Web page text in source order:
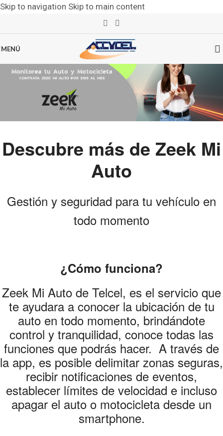
Skip to navigation Skip to main content
MENÚ
Descubre más de Zeek Mi
Auto
Gestión y seguridad para tu vehículo en
todo momento
¿Cómo funciona?
Zeek Mi Auto de Telcel, es el servicio que
te ayudara a conocer la ubicación de tu
auto en todo momento, brindándote
control y tranquilidad, conoce todas las
funciones que podrás hacer. A través de
la app, es posible delimitar zonas seguras,
recibir notificaciones de eventos,
establecer límites de velocidad e incluso
apagar el auto o motocicleta desde un
smartphone.